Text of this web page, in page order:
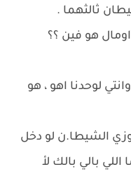
ثالثهما .
هو فين ؟؟
لوحدنا اهو ، هو
جوزي الشيطا.ن لو دخل
بالي بالك لأ